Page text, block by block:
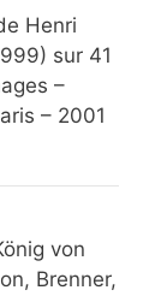
Henri
sur 41
–
– 2001
von
Brenner,